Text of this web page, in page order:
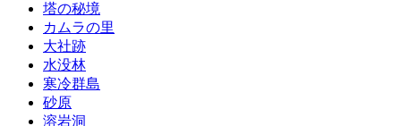
塔の秘境
カムラの里
大社跡
水没林
寒冷群島
砂原
溶岩洞